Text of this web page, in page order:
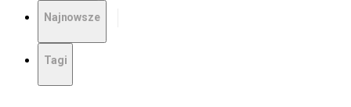
Najnowsze
Tagi